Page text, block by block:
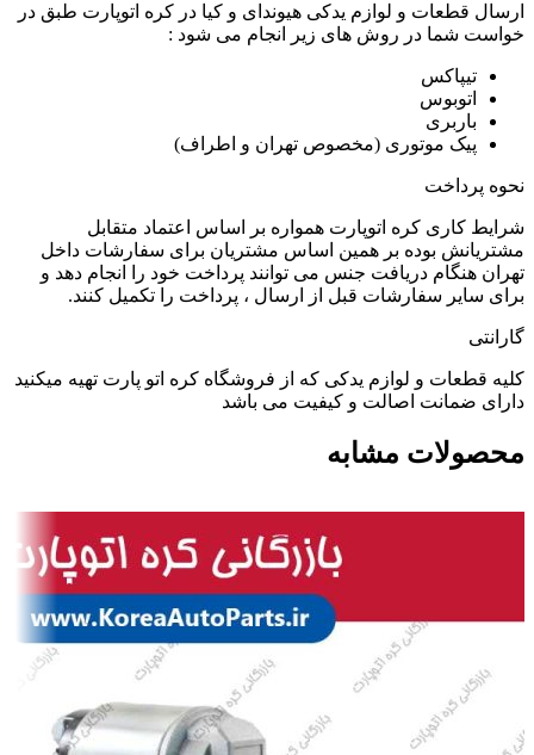
ارسال قطعات و لوازم یدکی هیوندای و کیا در کره اتوپارت طبق در
خواست شما در روش های زیر انجام می شود :
تیپاکس
اتوبوس
باربری
پیک موتوری (مخصوص تهران و اطراف)
نحوه پرداخت
شرایط کاری کره اتوپارت همواره بر اساس اعتماد متقابل
مشتریانش بوده بر همین اساس مشتریان برای سفارشات داخل
تهران هنگام دریافت جنس می توانند پرداخت خود را انجام دهد و
برای سایر سفارشات قبل از ارسال ، پرداخت را تکمیل کنند.
گارانتی
کلیه قطعات و لوازم یدکی که از فروشگاه کره اتو پارت تهیه میکنید
دارای ضمانت اصالت و کیفیت می باشد
محصولات مشابه